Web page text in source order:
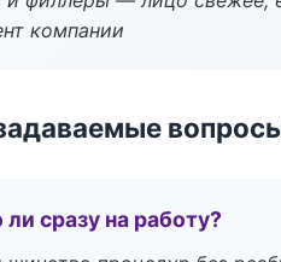
компании
сразу на работу?